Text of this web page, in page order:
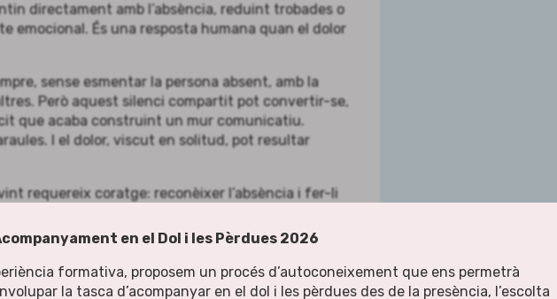
directament amb l’absència, reduint trobades o
emocional. És una resposta humana quan el dolor
sense esmentar la persona absent, amb la
Però aquest silenci compartit pot convertir-se,
que acaba construint un mur comunicatiu.
I el dolor, viscut en solitud, pot resultar
requereix coratge: reconèixer l’absència i fer-li
de la persona estimada, compartir un record,
la cadira buida no elimina el dolor, però pot
ens permet compartir-lo i sentir-nos
en el Dol i les Pèrdues 2026
formativa, proposem un procés d’autoconeixement que ens permetrà
la tasca d’acompanyar en el dol i les pèrdues des de la presència, l’escolta